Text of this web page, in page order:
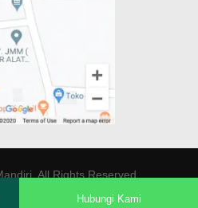
. All Rights Reserved.
Hubungi Kami